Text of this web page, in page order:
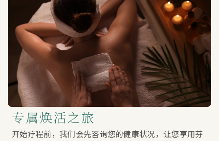
专属焕活之旅
开始疗程前，我们会先咨询您的健康状况，让您享用芬